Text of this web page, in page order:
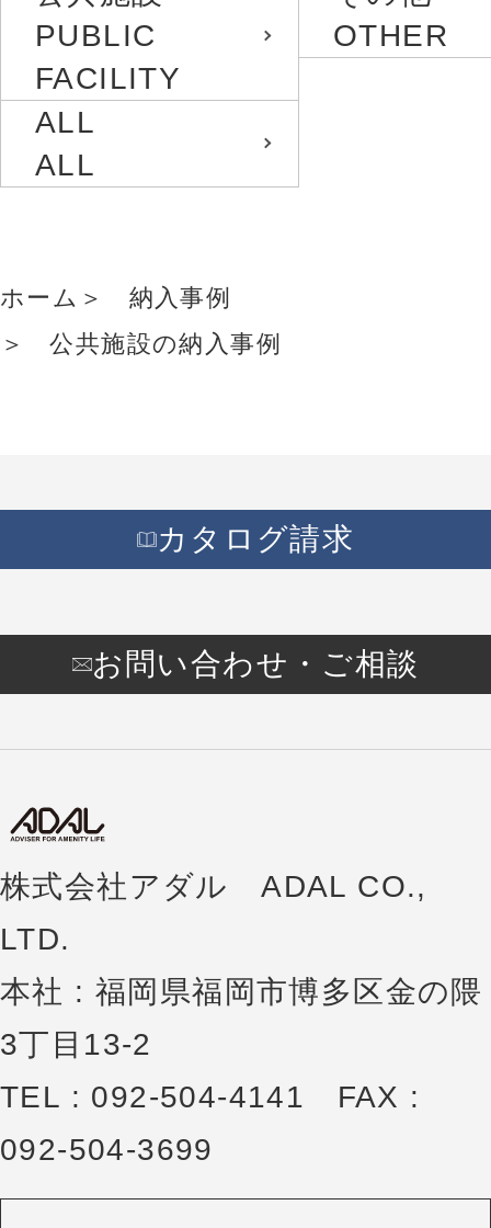
PUBLIC
FACILITY
OTHER
ALL
ALL
ホーム
納入事例
公共施設の納入事例
カタログ請求
お問い合わせ・ご相談
株式会社アダル ADAL CO.,
LTD.
本社 : 福岡県福岡市博多区金の隈
3丁目13-2
TEL : 092-504-4141 FAX :
092-504-3699